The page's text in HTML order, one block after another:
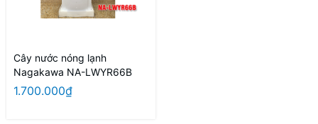
Cây nước nóng lạnh
Nagakawa NA-LWYR66B
1.700.000₫